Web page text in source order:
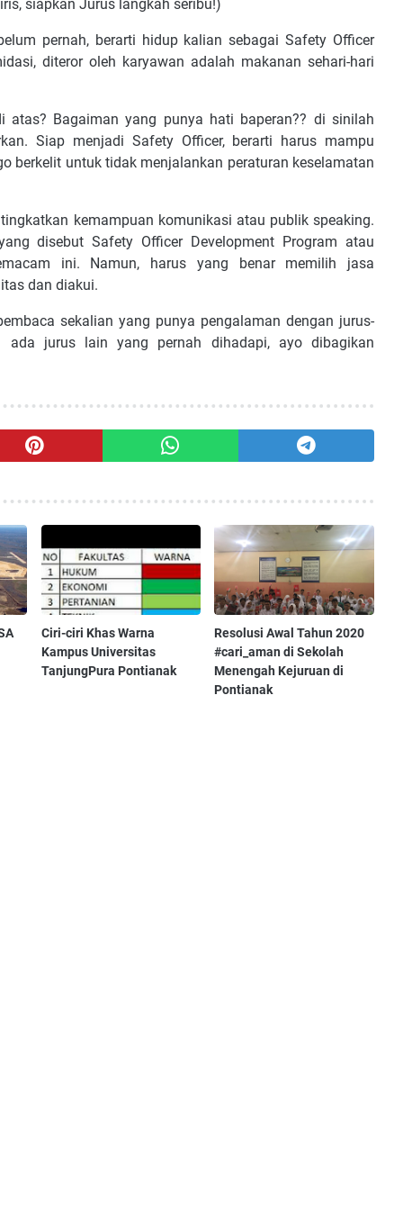
siapkan Jurus langkah seribu!)
pernah, berarti hidup kalian sebagai Safety Officer
diteror oleh karyawan adalah makanan sehari-hari
atas? Bagaiman yang punya hati baperan?? di sinilah
Siap menjadi Safety Officer, berarti harus mampu
berkelit untuk tidak menjalankan peraturan keselamatan
kemampuan komunikasi atau publik speaking.
disebut Safety Officer Development Program atau
ini. Namun, harus yang benar memilih jasa
dan diakui.
sekalian yang punya pengalaman dengan jurus-
jurus lain yang pernah dihadapi, ayo dibagikan
Ciri-ciri Khas Warna
Kampus Universitas
TanjungPura Pontianak
Resolusi Awal Tahun 2020
#cari_aman di Sekolah
Menengah Kejuruan di
Pontianak